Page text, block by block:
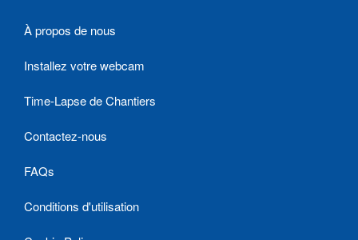
À propos de nous
Installez votre webcam
Time-Lapse de Chantiers
Contactez-nous
FAQs
Conditions d'utilisation